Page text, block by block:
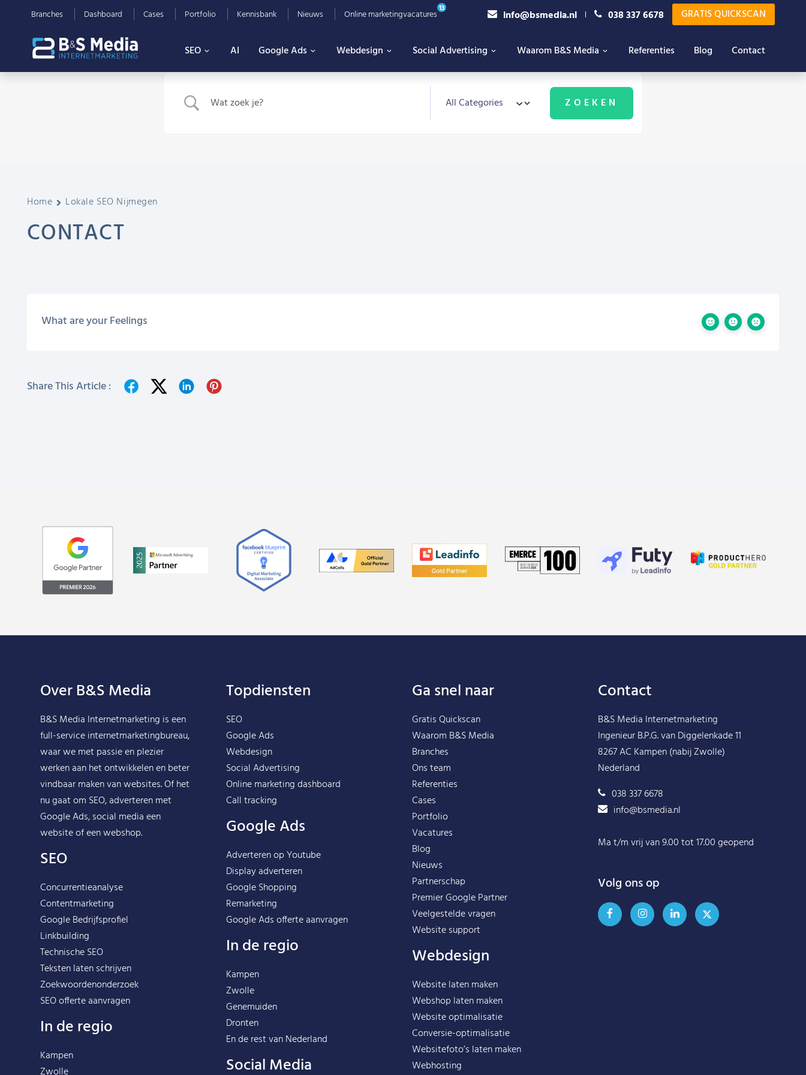
Branches Dashboard Cases Portfolio Kennisbank Nieuws Online marketingvacatures13 info@bsmedia.nl 038 337 6678 GRATIS QUICKSCAN
SEO AI Google Ads Webdesign Social Advertising Waarom B&S Media Referenties Blog Contact
Home Lokale SEO Nijmegen
CONTACT
What are your Feelings
Share This Article :
Over B&S Media
B&S Media Internetmarketing is een
full-service internetmarketingbureau,
waar we met passie en plezier
werken aan het ontwikkelen en beter
vindbaar maken van websites. Of het
nu gaat om SEO, adverteren met
Google Ads, social media een
website of een webshop.
SEO
Concurrentieanalyse
Contentmarketing
Google Bedrijfsprofiel
Linkbuilding
Technische SEO
Teksten laten schrijven
Zoekwoordenonderzoek
SEO offerte aanvragen
In de regio
Kampen
Topdiensten
SEO
Google Ads
Webdesign
Social Advertising
Online marketing dashboard
Call tracking
Google Ads
Adverteren op Youtube
Display adverteren
Google Shopping
Remarketing
Google Ads offerte aanvragen
In de regio
Kampen
Zwolle
Genemuiden
Dronten
En de rest vanNederland
Social Media
Ga snel naar
Gratis Quickscan
Waarom B&S Media
Branches
Ons team
Referenties
Cases
Portfolio
Vacatures
Blog
Nieuws
Partnerschap
Premier Google Partner
Veelgestelde vragen
Website support
Webdesign
Website laten maken
Webshop laten maken
Website optimalisatie
Conversie-optimalisatie
Websitefoto’s laten maken
Webhosting
Contact
B&S Media Internetmarketing
Ingenieur B.P.G. van Diggelenkade 11
8267 AC Kampen (nabij Zwolle)
Nederland
038 337 6678
info@bsmedia.nl
Ma t/m vrij van 9.00 tot 17.00 geopend
Volg ons op